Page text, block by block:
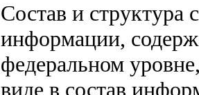
Состав и структура
информации,
федеральном
виде в состав